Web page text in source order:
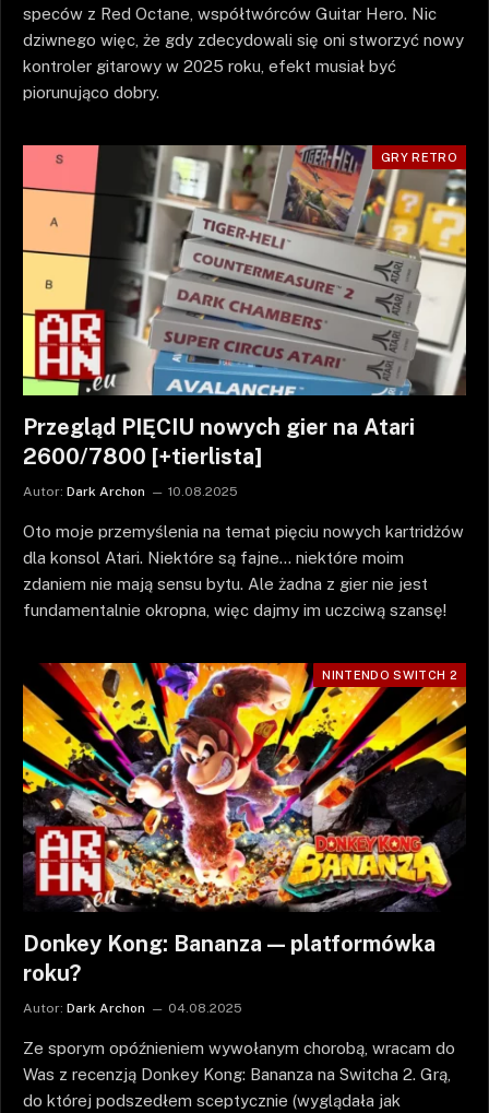
speców z Red Octane, współtwórców Guitar Hero. Nic
dziwnego więc, że gdy zdecydowali się oni stworzyć nowy
kontroler gitarowy w 2025 roku, efekt musiał być
piorunująco dobry.
GRY RETRO
Przegląd PIĘCIU nowych gier na Atari
2600/7800 [+tierlista]
Autor: Dark Archon 10.08.2025
Oto moje przemyślenia na temat pięciu nowych kartridżów
dla konsol Atari. Niektóre są fajne… niektóre moim
zdaniem nie mają sensu bytu. Ale żadna z gier nie jest
fundamentalnie okropna, więc dajmy im uczciwą szansę!
NINTENDO SWITCH 2
Donkey Kong: Bananza — platformówka
roku?
Autor: Dark Archon 04.08.2025
Ze sporym opóźnieniem wywołanym chorobą, wracam do
Was z recenzją Donkey Kong: Bananza na Switcha 2. Grą,
do której podszedłem sceptycznie (wyglądała jak